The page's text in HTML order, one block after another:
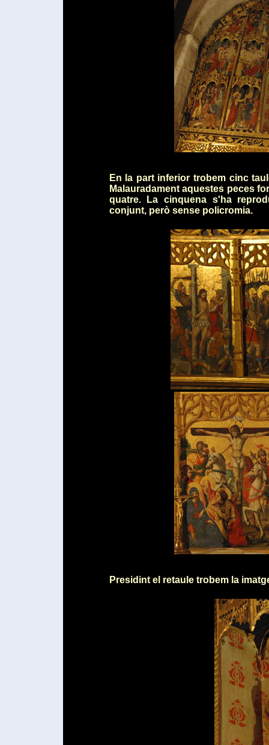
En la part inferior trobem cinc
Malauradament aquestes peces
quatre. La cinquena s'ha
conjunt, però sense policromia.
Presidint el retaule trobem la